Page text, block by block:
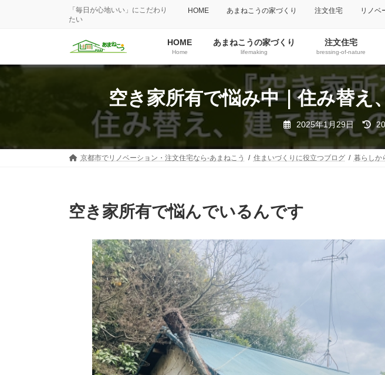
「毎日が心地いい」にこだわり
たい
HOME あまねこうの家づくり 注文住宅 リノベ
HOME
Home
あまねこうの家づくり
lifemaking
注文住宅
bressing-of-nature
空き家所有で悩み中｜住み替
2025年1月29日
京都市でリノベーション・注文住宅なら-あまねこう 住まいづくりに役立つブログ 暮らしか
空き家所有で悩んでいるんです